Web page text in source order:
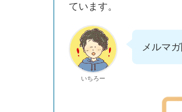
ています。
いちろー
メルマガ